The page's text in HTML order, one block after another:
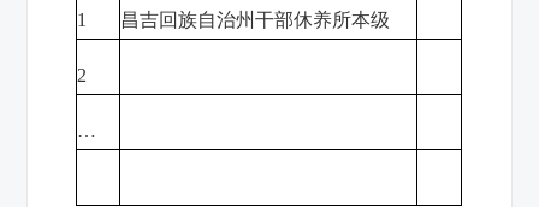
1 昌吉回族自治州干部休养所本级
2
…